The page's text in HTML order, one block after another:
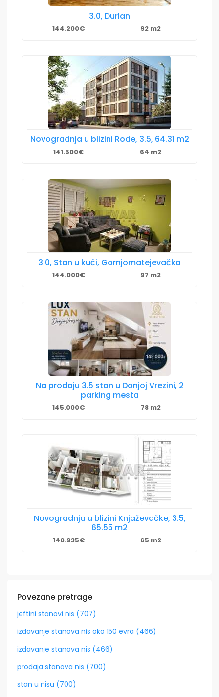
3.0, Durlan
144.200€ 92 m2
Novogradnja u blizini Rode, 3.5, 64.31 m2
141.500€ 64 m2
3.0, Stan u kući, Gornjomatejevačka
144.000€ 97 m2
Na prodaju 3.5 stan u Donjoj Vrezini, 2
parking mesta
145.000€ 78 m2
Novogradnja u blizini Knjaževačke, 3.5,
65.55 m2
140.935€ 65 m2
Povezane pretrage
jeftini stanovi nis (707)
izdavanje stanova nis oko 150 evra (466)
izdavanje stanova nis (466)
prodaja stanova nis (700)
stan u nisu (700)